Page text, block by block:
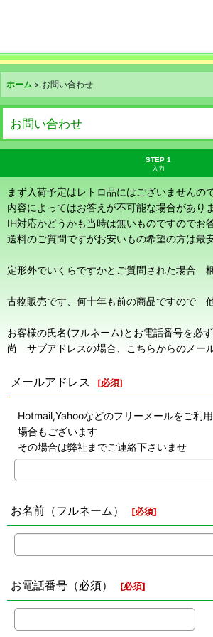
ホーム > お問い合わせ
お問い合わせ
STEP 1
入力
まず入荷予定はレトロ品にはございません
内容によってはお答えが不可能な場合があ
IH対応かどうかも当時は無いものですのでお
送料のご質問ですがお安いもの希望の方は最
定形外でいくらですかとご質問された場合
古物販売です、何十年も前の商品ですので
お客様の氏名(フルネーム)とお電話番号を必
尚 サブアドレスの場合、こちらからのメー
メールアドレス [必須]
Hotmail,Yahooなどのフリーメールをご利
場合もございます
その場合は弊社までご連絡下さいませ
お名前（フルネーム） [必須]
お電話番号（必須） [必須]